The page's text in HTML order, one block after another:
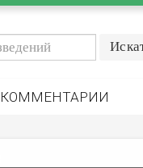
КОММЕНТАРИИ